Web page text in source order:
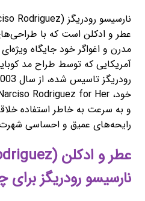
عطر و ادکلن است که با
مدرن و اغواگر خود جایگاه
آمریکایی که توسط طراح مد
و به سرعت به خاطر استفاده
رایحه‌های عمیق و احساسی شهرت
نارسیسو رودریگز